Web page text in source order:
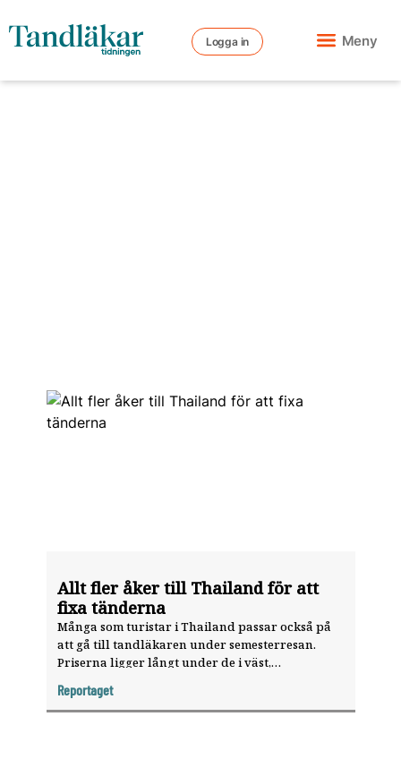
Logga in Meny
Allt fler åker till Thailand för att
fixa tänderna
Många som turistar i Thailand passar också på
att gå till tandläkaren under semesterresan.
Priserna ligger långt under de i väst,
förstklassig. Men det kan finnas risker med
tandvårdsturism.
Reportaget